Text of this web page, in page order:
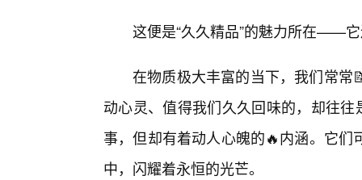
这便是“久久精品”的魅力所在——
在物质极大丰富的当下，我们常常
动心灵、值得我们久久回味的，却往
事，但却有着动人心魄的🔥内涵。它
中，闪耀着永恒的光芒。